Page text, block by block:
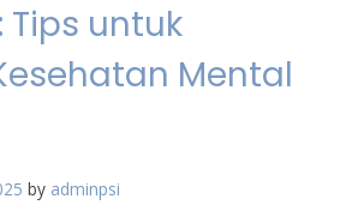
Tips untuk
Mental
by adminpsi